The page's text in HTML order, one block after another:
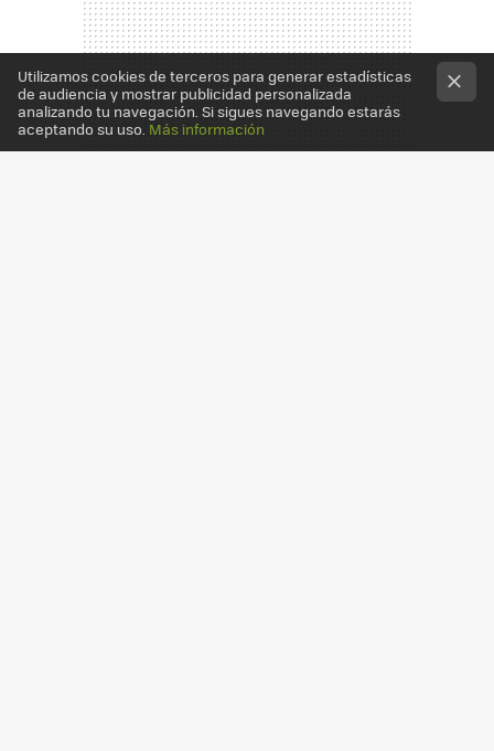
Utilizamos cookies de terceros para generar estadísticas
de audiencia y mostrar publicidad personalizada
analizando tu navegación. Si sigues navegando estarás
aceptando su uso. Más información